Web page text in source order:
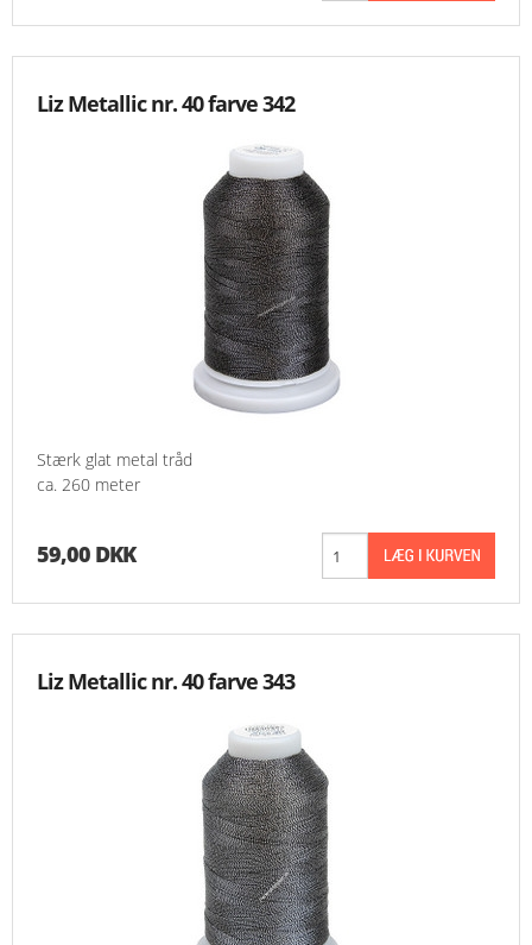
Liz Metallic nr. 40 farve 342
Stærk glat metal tråd
ca. 260 meter
59,00 DKK
Liz Metallic nr. 40 farve 343